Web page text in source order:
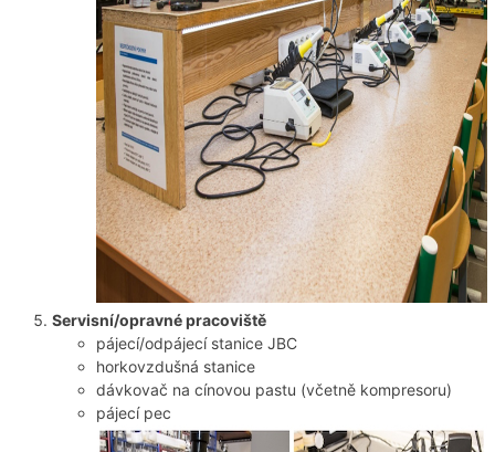
Servisní/opravné pracoviště
pájecí/odpájecí stanice JBC
horkovzdušná stanice
dávkovač na cínovou pastu (včetně kompresoru)
pájecí pec